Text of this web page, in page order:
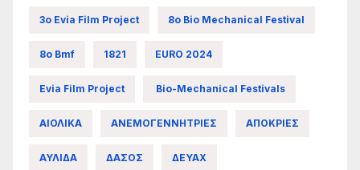
3ο Evia Film Project 8ο Bio Mechanical Festival
8ο Bmf 1821 EURO 2024
Evia Film Project Bio-Mechanical Festivals
ΑΙΟΛΙΚΑ ΑΝΕΜΟΓΕΝΝΗΤΡΙΕΣ ΑΠΟΚΡΙΕΣ
ΑΥΛΙΔΑ ΔΑΣΟΣ ΔΕΥΑΧ